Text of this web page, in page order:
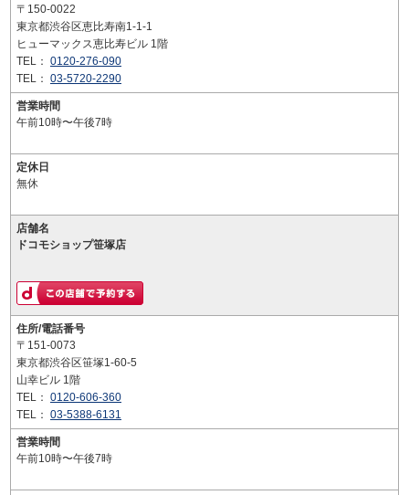
〒150-0022
東京都渋谷区恵比寿南1-1-1
ヒューマックス恵比寿ビル 1階
TEL： 0120-276-090
TEL： 03-5720-2290
営業時間
午前10時〜午後7時
定休日
無休
店舗名
ドコモショップ笹塚店
住所/電話番号
〒151-0073
東京都渋谷区笹塚1-60-5
山幸ビル 1階
TEL： 0120-606-360
TEL： 03-5388-6131
営業時間
午前10時〜午後7時